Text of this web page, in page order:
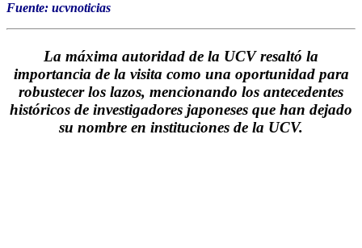
Fuente: ucvnoticias
La máxima autoridad de la UCV resaltó la
importancia de la visita como una oportunidad para
robustecer los lazos, mencionando los antecedentes
históricos de investigadores japoneses que han dejado
su nombre en instituciones de la UCV.